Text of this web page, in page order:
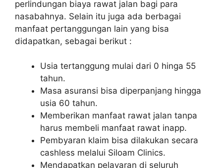
perlindungan biaya rawat jalan bagi para
nasabahnya. Selain itu juga ada berbagai
manfaat pertanggungan lain yang bisa
didapatkan, sebagai berikut :
Usia tertanggung mulai dari 0 hinga 55
tahun.
Masa asuransi bisa diperpanjang hingga
usia 60 tahun.
Memberikan manfaat rawat jalan tanpa
harus membeli manfaat rawat inapp.
Pembyaran klaim bisa dilakukan secara
cashless melalui Siloam Clinics.
Mendapatkan pelayaran di seluruh